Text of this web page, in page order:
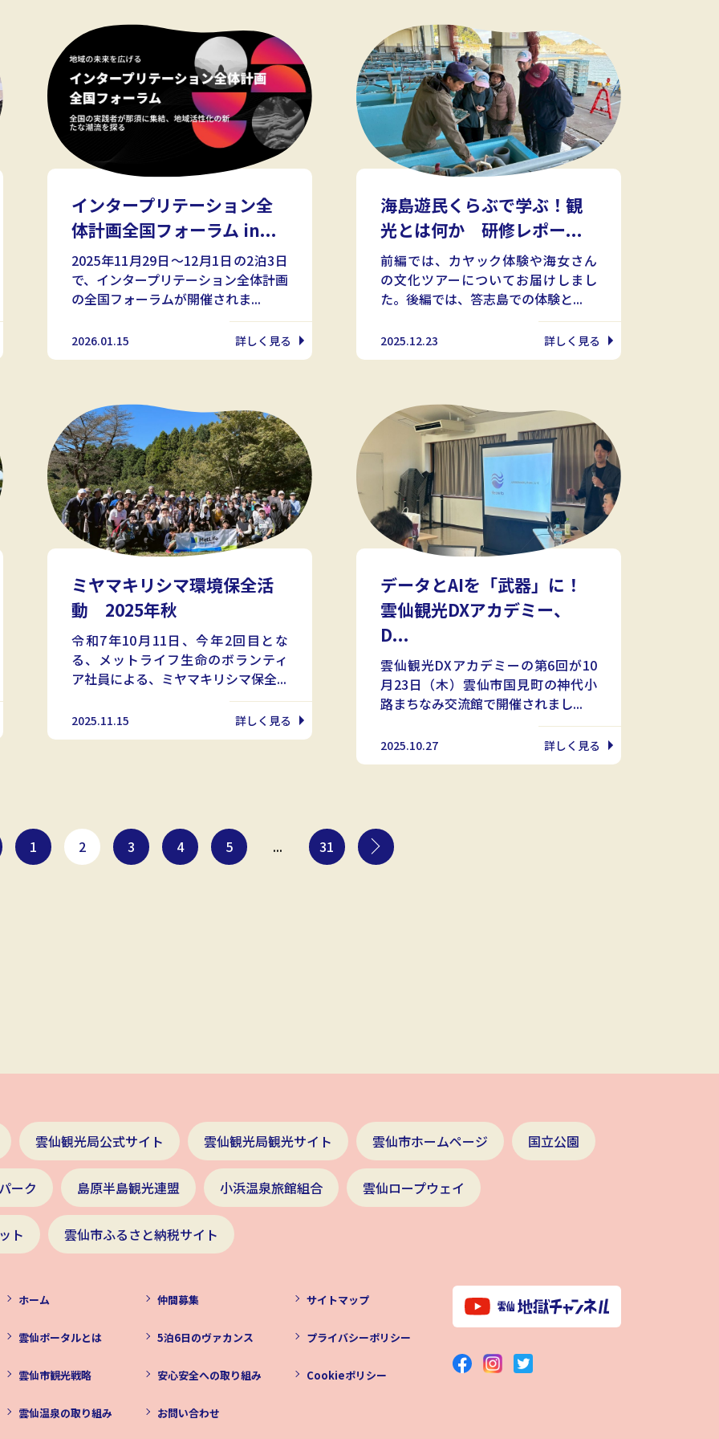
インタープリテーション全
体計画全国フォーラム in...
2025年11月29日～12月1日の2泊3日
で、インタープリテーション全体計画
の全国フォーラムが開催されま...
2026.01.15 詳しく見る
海島遊民くらぶで学ぶ！観
光とは何か 研修レポー...
前編では、カヤック体験や海女さん
の文化ツアーについてお届けしまし
た。後編では、答志島での体験と...
2025.12.23 詳しく見る
ミヤマキリシマ環境保全活
動 2025年秋
令和7年10月11日、今年2回目とな
る、メットライフ生命のボランティ
ア社員による、ミヤマキリシマ保全...
2025.11.15 詳しく見る
データとAIを「武器」に！
雲仙観光DXアカデミー、
D...
雲仙観光DXアカデミーの第6回が10
月23日（木）雲仙市国見町の神代小
路まちなみ交流館で開催されまし...
2025.10.27 詳しく見る
1 2 3 4 5 ... 31
雲仙観光局公式サイト 雲仙観光局観光サイト 雲仙市ホームページ 国立公園
ーク 島原半島観光連盟 小浜温泉旅館組合 雲仙ロープウェイ
ト 雲仙市ふるさと納税サイト
ホーム
雲仙ポータルとは
雲仙市観光戦略
雲仙温泉の取り組み
仲間募集
5泊6日のヴァカンス
安心安全への取り組み
お問い合わせ
サイトマップ
プライバシーポリシー
Cookieポリシー